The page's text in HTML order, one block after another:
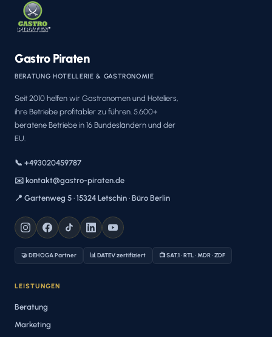
Gastro Piraten
BERATUNG HOTELLERIE & GASTRONOMIE
Seit 2010 helfen wir Gastronomen und Hoteliers,
ihre Betriebe profitabler zu führen. 5.600+
beratene Betriebe in 16 Bundesländern und der
EU.
📞 +493020459787
✉️ kontakt@gastro-piraten.de
📍 Gartenweg 5 · 15324 Letschin · Büro Berlin
🤝 DEHOGA Partner 📊 DATEV zertifiziert 📺 SAT.1 · RTL · MDR · ZDF
LEISTUNGEN
Beratung
Marketing